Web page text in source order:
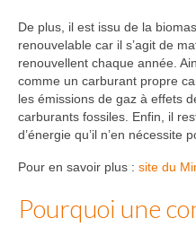
De plus, il est issu de la
renouvelable car il s’agit de
renouvellent chaque année.
comme un carburant propre
les émissions de gaz à effets
carburants fossiles. Enfin, il
d’énergie qu’il n’en nécessite
Pour en savoir plus : site du
Pourquoi une